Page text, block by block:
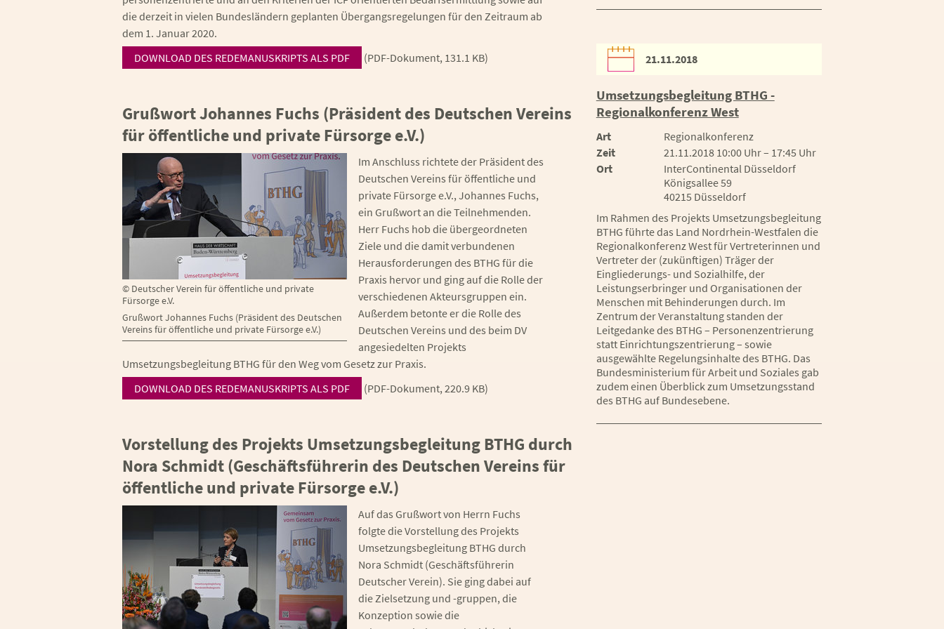
die derzeit in vielen Bundesländern geplanten Übergangsregelungen für den Zeitraum ab
dem 1. Januar 2020.
DOWNLOAD DES REDEMANUSKRIPTS ALS PDF
(PDF-Dokument, 131.1 KB)
Grußwort Johannes Fuchs (Präsident des Deutschen Vereins
für öffentliche und private Fürsorge e.V.)
© Deutscher Verein für öffentliche und private
Fürsorge e.V.
Grußwort Johannes Fuchs (Präsident des Deutschen
Vereins für öffentliche und private Fürsorge e.V.)
Im Anschluss richtete der Präsident des
Deutschen Vereins für öffentliche und
private Fürsorge e.V., Johannes Fuchs,
ein Grußwort an die Teilnehmenden.
Herr Fuchs hob die übergeordneten
Ziele und die damit verbundenen
Herausforderungen des BTHG für die
Praxis hervor und ging auf die Rolle der
verschiedenen Akteursgruppen ein.
Außerdem betonte er die Rolle des
Deutschen Vereins und des beim DV
angesiedelten Projekts
Umsetzungsbegleitung BTHG für den Weg vom Gesetz zur Praxis.
DOWNLOAD DES REDEMANUSKRIPTS ALS PDF
(PDF-Dokument, 220.9 KB)
Vorstellung des Projekts Umsetzungsbegleitung BTHG durch
Nora Schmidt (Geschäftsführerin des Deutschen Vereins für
öffentliche und private Fürsorge e.V.)
Auf das Grußwort von Herrn Fuchs
folgte die Vorstellung des Projekts
Umsetzungsbegleitung BTHG durch
Nora Schmidt (Geschäftsführerin
Deutscher Verein). Sie ging dabei auf
die Zielsetzung und -gruppen, die
Konzeption sowie die
21.11.2018
Umsetzungsbegleitung BTHG -
Regionalkonferenz West
Art
Regionalkonferenz
Zeit
21.11.2018 10:00 Uhr – 17:45 Uhr
Ort
InterContinental Düsseldorf
Königsallee 59
40215 Düsseldorf
Im Rahmen des Projekts Umsetzungsbegleitung
BTHG führte das Land Nordrhein-Westfalen die
Regionalkonferenz West für Vertreterinnen und
Vertreter der (zukünftigen) Träger der
Eingliederungs- und Sozialhilfe, der
Leistungserbringer und Organisationen der
Menschen mit Behinderungen durch. Im
Zentrum der Veranstaltung standen der
Leitgedanke des BTHG – Personenzentrierung
statt Einrichtungszentrierung – sowie
ausgewählte Regelungsinhalte des BTHG. Das
Bundesministerium für Arbeit und Soziales gab
zudem einen Überblick zum Umsetzungsstand
des BTHG auf Bundesebene.